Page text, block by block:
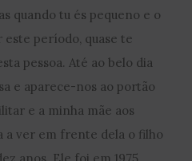
quando tu és pequeno e o
período, quase te
pessoa. Até ao belo dia
e aparece-nos ao portão
e a minha mãe aos
a ver em frente dela o filho